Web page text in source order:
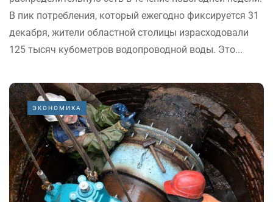
В пик потребления, который ежегодно фиксируется 31
декабря, жители областной столицы израсходовали
125 тысяч кубометров водопроводной воды. Это...
ЭКОНОМИКА